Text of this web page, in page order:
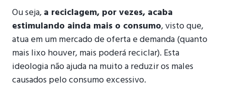
Ou seja,a reciclagem, por vezes, acaba
estimulando ainda mais o consumo, visto que,
atua em um mercado de oferta e demanda (quanto
mais lixo houver, mais poderá reciclar). Esta
ideologia não ajuda na muito a reduzir os males
causados pelo consumo excessivo.